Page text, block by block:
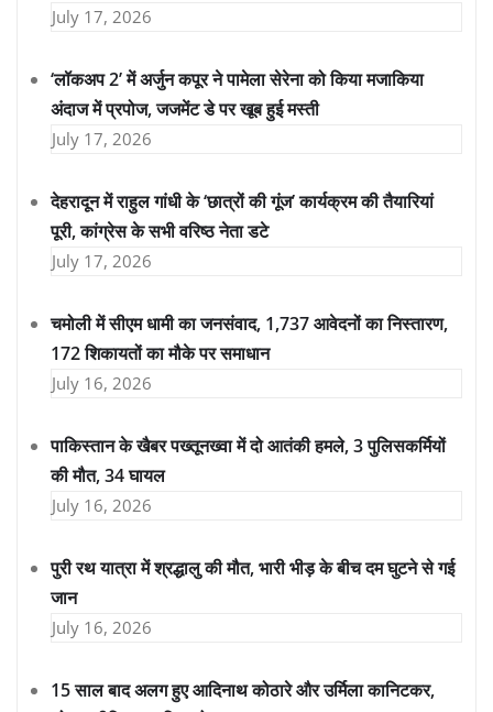
July 17, 2026
‘लॉकअप 2’ में अर्जुन कपूर ने पामेला सेरेना को किया मजाकिया
अंदाज में प्रपोज, जजमेंट डे पर खूब हुई मस्ती
July 17, 2026
देहरादून में राहुल गांधी के ‘छात्रों की गूंज’ कार्यक्रम की तैयारियां
पूरी, कांग्रेस के सभी वरिष्ठ नेता डटे
July 17, 2026
चमोली में सीएम धामी का जनसंवाद, 1,737 आवेदनों का निस्तारण,
172 शिकायतों का मौके पर समाधान
July 16, 2026
पाकिस्तान के खैबर पख्तूनख्वा में दो आतंकी हमले, 3 पुलिसकर्मियों
की मौत, 34 घायल
July 16, 2026
पुरी रथ यात्रा में श्रद्धालु की मौत, भारी भीड़ के बीच दम घुटने से गई
जान
July 16, 2026
15 साल बाद अलग हुए आदिनाथ कोठारे और उर्मिला कानिटकर,